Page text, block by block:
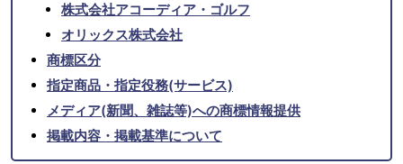
株式会社アコーディア・ゴルフ
オリックス株式会社
商標区分
指定商品・指定役務(サービス)
メディア(新聞、雑誌等)への商標情報提供
掲載内容・掲載基準について